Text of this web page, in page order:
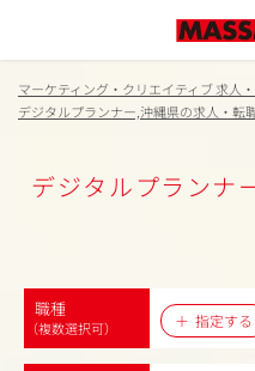
マーケティング・クリエイティブ 求人
デジタルプランナー,沖縄県の求人・転
デジタルプランナ
職種
（複数選択可） 指定する